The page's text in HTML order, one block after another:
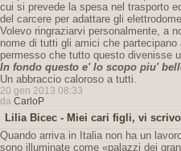
cui si prevede la spesa nel trasporto
del carcere per adattare gli
Volevo ringraziarvi personalmente, a
nome di tutti gli amici che
permesso che tutto questo divenisse
In fondo questo e' lo scopo piu'
Un abbraccio caloroso a tutti.
20 gen 2013 08:33
da CarloP
Lilia Bicec - Miei cari figli, vi scrivo
Quando arriva in Italia non ha un
sono illuminate come «palazzi dei